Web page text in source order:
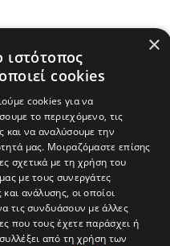
προϊόντα και προσφορές
όρους
Designed & developed
×
ιστότοπος
cookies
cookies για να
το περιεχόμενο, τις
και να αναλύσουμε την
μας. Μοιραζόμαστε επίσης
σχετικά με τη χρήση του
με τους συνεργάτες
ανάλυσης, οι οποίοι
τις συνδυάσουν με άλλες
που τους έχετε παράσχει ή
από τη χρήση των